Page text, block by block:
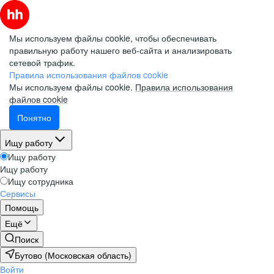
Мы используем файлы cookie, чтобы обеспечивать
правильную работу нашего веб-сайта и анализировать
сетевой трафик.
Правила использования файлов cookie
Мы используем файлы cookie. Правила использования
файлов cookie
Понятно
Ищу работу
Ищу работу
Ищу работу
Ищу сотрудника
Сервисы
Помощь
Ещё
Поиск
Бутово (Московская область)
Войти